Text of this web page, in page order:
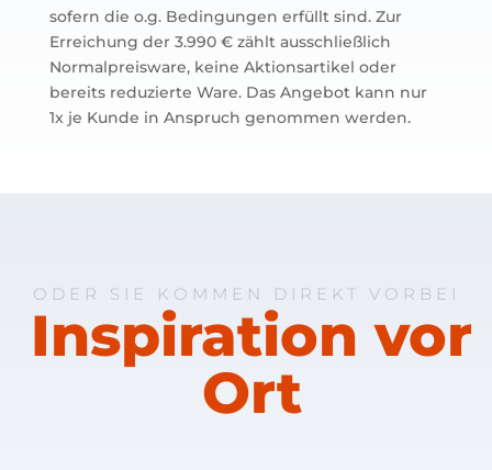
sofern die o.g. Bedingungen erfüllt sind. Zur
Erreichung der 3.990 € zählt ausschließlich
Normalpreisware, keine Aktionsartikel oder
bereits reduzierte Ware. Das Angebot kann nur
1x je Kunde in Anspruch genommen werden.
ODER SIE KOMMEN DIREKT VORBEI
Inspiration vor
Ort